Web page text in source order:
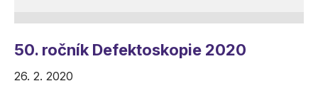
50. ročník Defektoskopie 2020
26. 2. 2020